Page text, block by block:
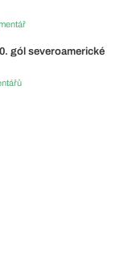
gól severoamerické